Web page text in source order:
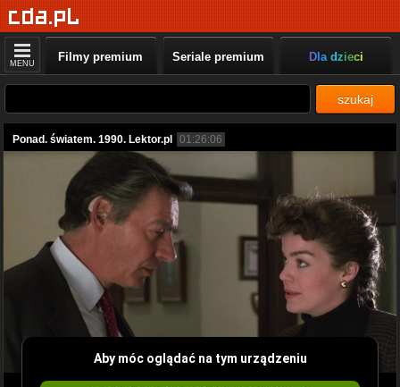
MENU Filmy premium Seriale premium Dla dzieci
szukaj
Ponad. światem. 1990. Lektor.pl 01:26:06
Aby móc oglądać na tym urządzeniu